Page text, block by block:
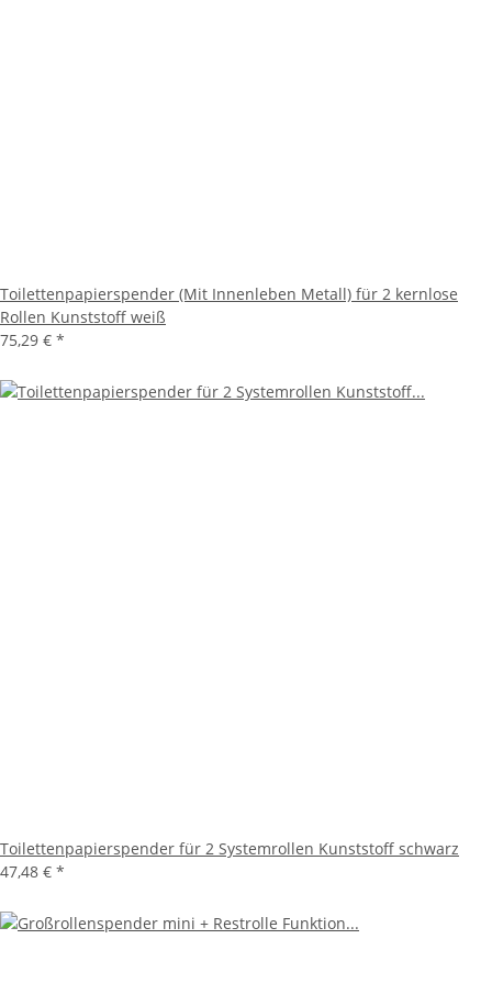
Toilettenpapierspender (Mit Innenleben Metall) für 2 kernlose
Rollen Kunststoff weiß
75,29 € *
Toilettenpapierspender für 2 Systemrollen Kunststoff schwarz
47,48 € *